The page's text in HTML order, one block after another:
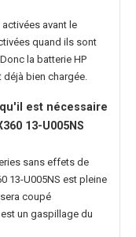
avant le
quand ils sont
la batterie HP
déjà bien chargée.
est nécessaire
13-U005NS
sans effets de
13-U005NS est pleine
coupé
un gaspillage du